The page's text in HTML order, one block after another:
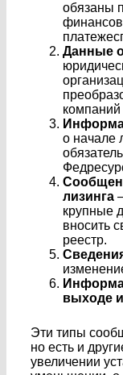
обязаны
Данные
компаний
о начале
лизинга
крупные
вносить
реестр.
выходе
Эти типы
но есть и
увеличении